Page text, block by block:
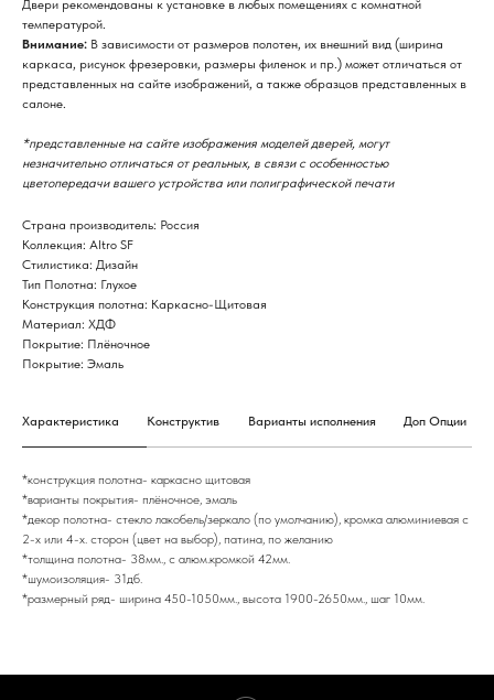
Двери рекомендованы к установке в любых помещениях с комнатной
температурой.
Внимание: В зависимости от размеров полотен, их внешний вид (ширина
каркаса, рисунок фрезеровки, размеры филенок и пр.) может отличаться от
представленных на сайте изображений, а также образцов представленных в
салоне.
*представленные на сайте изображения моделей дверей, могут
незначительно отличаться от реальных, в связи с особенностью
цветопередачи вашего устройства или полиграфической печати
Страна производитель: Россия
Коллекция: Altro SF
Стилистика: Дизайн
Тип Полотна: Глухое
Конструкция полотна: Каркасно-Щитовая
Материал: ХДФ
Покрытие: Плёночное
Покрытие: Эмаль
Характеристика Конструктив Варианты исполнения Доп Опции
*конструкция полотна- каркасно щитовая
*варианты покрытия- плёночное, эмаль
*декор полотна- стекло лакобель/зеркало (по умолчанию), кромка алюминиевая с
2-х или 4-х. сторон (цвет на выбор), патина, по желанию
*толщина полотна- 38мм., с алюм.кромкой 42мм.
*шумоизоляция- 31дб.
*размерный ряд- ширина 450-1050мм., высота 1900-2650мм., шаг 10мм.